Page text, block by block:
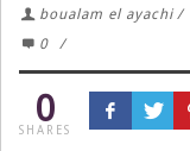
boualam el ayachi /
0
/
0
SHARES